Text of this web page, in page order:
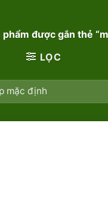
phẩm được gắn thẻ
LỌC